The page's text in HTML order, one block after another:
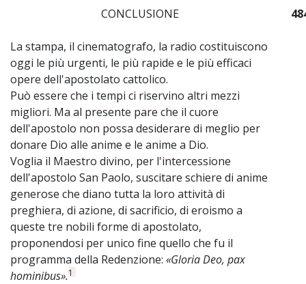
CONCLUSIONE
La stampa, il cinematografo, la radio costituiscono
oggi le più urgenti, le più rapide e le più efficaci
opere dell'apostolato cattolico.
Può essere che i tempi ci riservino altri mezzi
migliori. Ma al presente pare che il cuore
dell'apostolo non possa desiderare di meglio per
donare Dio alle anime e le anime a Dio.
Voglia il Maestro divino, per l'intercessione
dell'apostolo San Paolo, suscitare schiere di anime
generose che diano tutta la loro attività di
preghiera, di azione, di sacrificio, di eroismo a
queste tre nobili forme di apostolato,
proponendosi per unico fine quello che fu il
programma della Redenzione: «Gloria Deo, pax
hominibus».1